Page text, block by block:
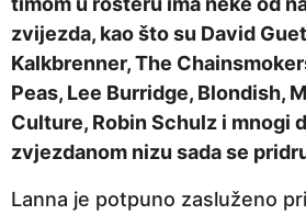
p
r
i
j
e
zvijezda, kao što su David
Kalkbrenner, The
Peas, Lee Burridge, Blondish,
Culture, Robin Schulz i mnogi
zvjezdanom nizu sada se
Lanna je potpuno zasluženo